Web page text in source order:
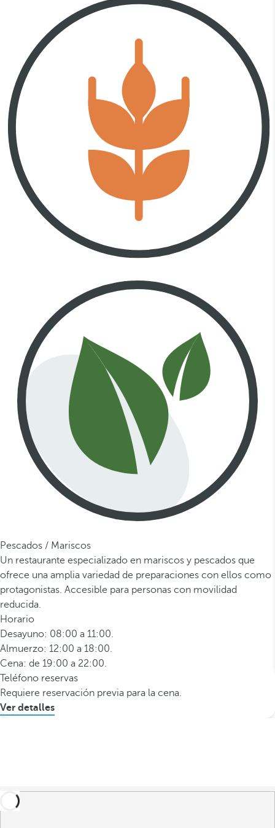
Pescados / Mariscos
Un restaurante especializado en mariscos y pescados que
ofrece una amplia variedad de preparaciones con ellos como
protagonistas. Accesible para personas con movilidad
reducida.
Horario
Desayuno: 08:00 a 11:00.
Almuerzo: 12:00 a 18:00.
Cena: de 19:00 a 22:00.
Teléfono reservas
Requiere reservación previa para la cena.
Ver detalles